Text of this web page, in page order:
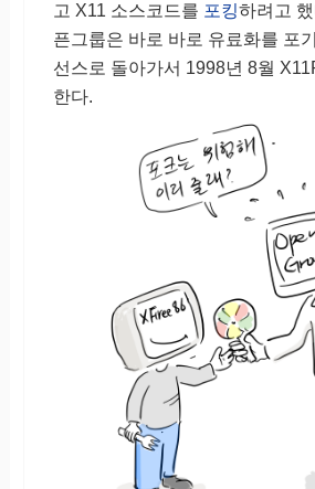
고 X11 소스코드를 포킹하려고
픈그룹은 바로 바로 유료화를 포
선스로 돌아가서 1998년 8월
한다.